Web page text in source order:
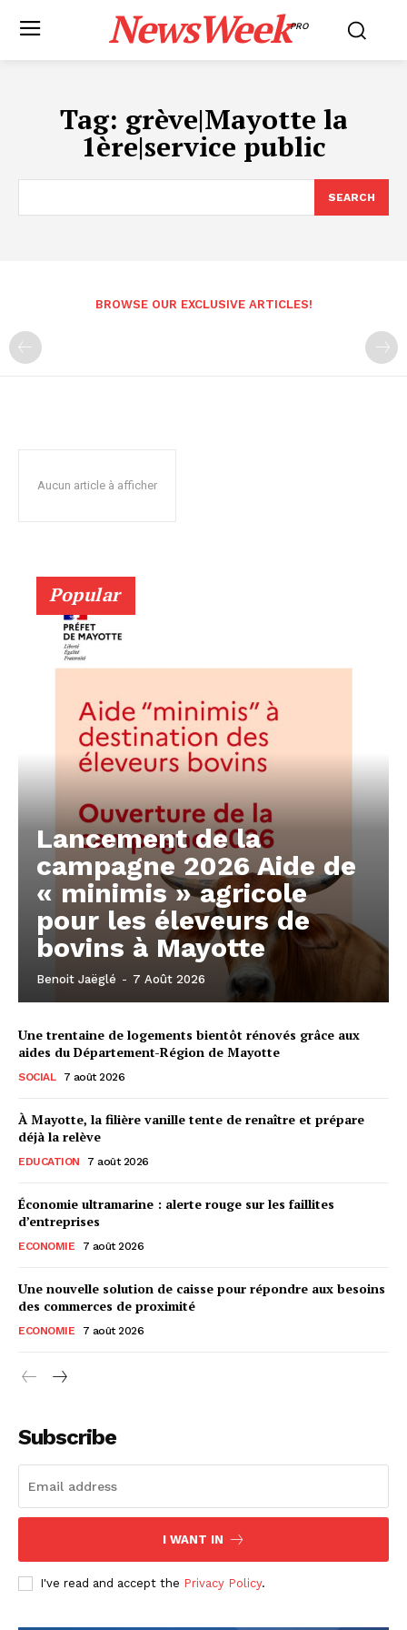
NewsWeekPRO
Tag: grève|Mayotte la
1ère|service public
SEARCH
BROWSE OUR EXCLUSIVE ARTICLES!
Aucun article à afficher
Popular
Lancement de la
campagne 2026 Aide de
« minimis » agricole
pour les éleveurs de
bovins à Mayotte
Benoit Jaëglé - 7 Août 2026
Une trentaine de logements bientôt rénovés grâce aux
aides du Département-Région de Mayotte
SOCIAL 7 août 2026
À Mayotte, la filière vanille tente de renaître et prépare
déjà la relève
EDUCATION 7 août 2026
Économie ultramarine : alerte rouge sur les faillites
d’entreprises
ECONOMIE 7 août 2026
Une nouvelle solution de caisse pour répondre aux besoins
des commerces de proximité
ECONOMIE 7 août 2026
Subscribe
I WANT IN
I've read and accept the Privacy Policy.